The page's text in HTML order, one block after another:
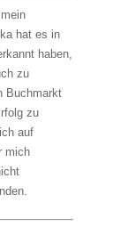
hat es in
haben,
zu
Buchmarkt
zu
auf
mich